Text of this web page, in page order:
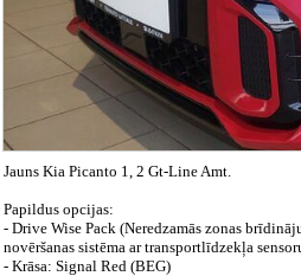
Jauns Kia Picanto 1, 2 Gt-Line Amt.
Papildus opcijas:
- Drive Wise Pack (Neredzamās zonas
novēršanas sistēma ar transportlīdzekļa
- Krāsa: Signal Red (BEG)